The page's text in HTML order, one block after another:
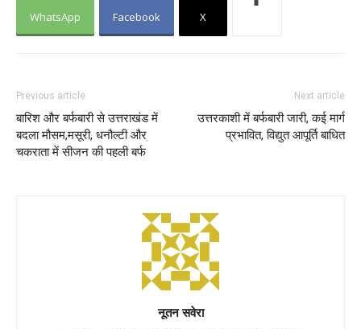
WhatsApp Facebook X
Previous article
बारिश और बर्फबारी से उत्तराखंड में
बदला मौसम,मसूरी, धनौल्टी और
चकराता में सीजन की पहली बर्फ
Next article
उत्तरकाशी में बर्फबारी जारी, कई मार्ग
प्रभावित, विद्युत आपूर्ति बाधित
नूतन सवेरा